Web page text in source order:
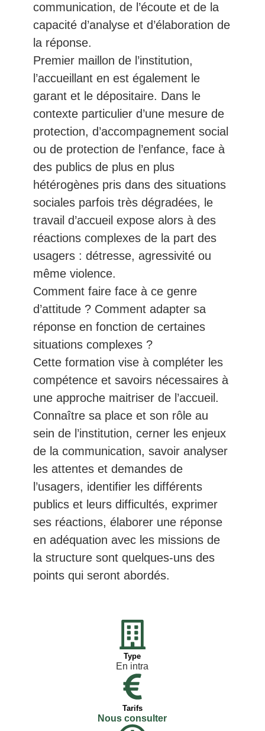
communication, de l’écoute et de la
capacité d’analyse et d’élaboration de
la réponse.
Premier maillon de l’institution,
l’accueillant en est également le
garant et le dépositaire. Dans le
contexte particulier d’une mesure de
protection, d’accompagnement social
ou de protection de l’enfance, face à
des publics de plus en plus
hétérogènes pris dans des situations
sociales parfois très dégradées, le
travail d’accueil expose alors à des
réactions complexes de la part des
usagers : détresse, agressivité ou
même violence.
Comment faire face à ce genre
d’attitude ? Comment adapter sa
réponse en fonction de certaines
situations complexes ?
Cette formation vise à compléter les
compétence et savoirs nécessaires à
une approche maitriser de l’accueil.
Connaître sa place et son rôle au
sein de l’institution, cerner les enjeux
de la communication, savoir analyser
les attentes et demandes de
l’usagers, identifier les différents
publics et leurs difficultés, exprimer
ses réactions, élaborer une réponse
en adéquation avec les missions de
la structure sont quelques-uns des
points qui seront abordés.
Type
En intra
Tarifs
Nous consulter